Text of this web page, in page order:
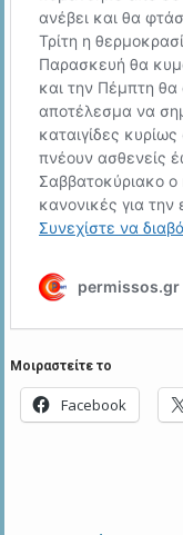
Μοιραστείτε το
Facebook